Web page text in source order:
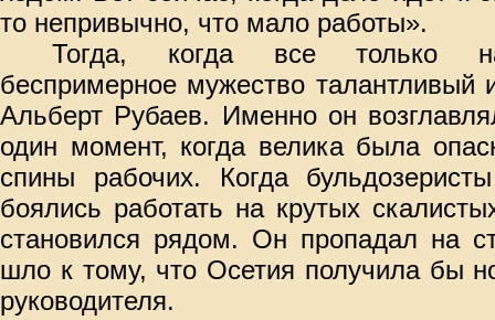
то непривычно, что мало работы».
Тогда, когда все только
беспримерное мужество талантливый
Альберт Рубаев. Именно он
один момент, когда велика была
спины рабочих. Когда
боялись работать на крутых
становился рядом. Он пропадал на
шло к тому, что Осетия получила бы
руководителя.